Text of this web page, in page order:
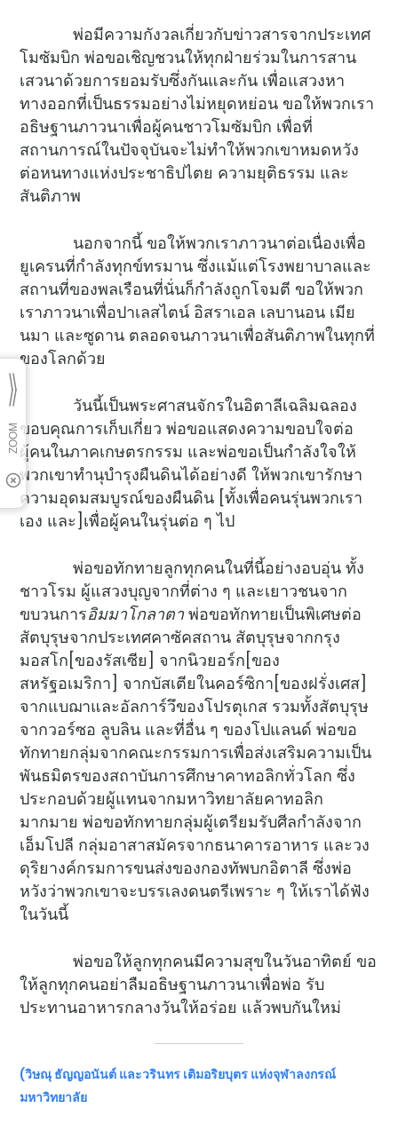
พ่อมีความกังวลเกี่ยวกับข่าวสารจากประเทศ
โมซัมบิก พ่อขอเชิญชวนให้ทุกฝ่ายร่วมในการสาน
เสวนาด้วยการยอมรับซึ่งกันและกัน เพื่อแสวงหา
ทางออกที่เป็นธรรมอย่างไม่หยุดหย่อน ขอให้พวกเรา
อธิษฐานภาวนาเพื่อผู้คนชาวโมซัมบิก เพื่อที่
สถานการณ์ในปัจจุบันจะไม่ทำให้พวกเขาหมดหวัง
ต่อหนทางแห่งประชาธิปไตย ความยุติธรรม และ
สันติภาพ
นอกจากนี้ ขอให้พวกเราภาวนาต่อเนื่องเพื่อ
ยูเครนที่กำลังทุกข์ทรมาน ซึ่งแม้แต่โรงพยาบาลและ
สถานที่ของพลเรือนที่นั่นก็กำลังถูกโจมตี ขอให้พวก
เราภาวนาเพื่อปาเลสไตน์ อิสราเอล เลบานอน เมีย
นมา และซูดาน ตลอดจนภาวนาเพื่อสันติภาพในทุกที่
ของโลกด้วย
วันนี้เป็นพระศาสนจักรในอิตาลีเฉลิมฉลอง
ขอบคุณการเก็บเกี่ยว พ่อขอแสดงความขอบใจต่อ
ผู้คนในภาคเกษตรกรรม และพ่อขอเป็นกำลังใจให้
พวกเขาทำนุบำรุงผืนดินได้อย่างดี ให้พวกเขารักษา
ความอุดมสมบูรณ์ของผืนดิน [ทั้งเพื่อคนรุ่นพวกเรา
เอง และ]เพื่อผู้คนในรุ่นต่อ ๆ ไป
พ่อขอทักทายลูกทุกคนในที่นี้อย่างอบอุ่น ทั้ง
ชาวโรม ผู้แสวงบุญจากที่ต่าง ๆ และเยาวชนจาก
ขบวนการอิมมาโกลาตาพ่อขอทักทายเป็นพิเศษต่อ
สัตบุรุษจากประเทศคาซัคสถาน สัตบุรุษจากกรุง
มอสโก[ของรัสเซีย] จากนิวยอร์ก[ของ
สหรัฐอเมริกา] จากบัสเตียในคอร์ซิกา[ของฝรั่งเศส]
จากแบฌาและอัลการ์วึของโปรตุเกส รวมทั้งสัตบุรุษ
จากวอร์ซอ ลูบลิน และที่อื่น ๆ ของโปแลนด์ พ่อขอ
ทักทายกลุ่มจากคณะกรรมการเพื่อส่งเสริมความเป็น
พันธมิตรของสถาบันการศึกษาคาทอลิกทั่วโลก ซึ่ง
ประกอบด้วยผู้แทนจากมหาวิทยาลัยคาทอลิก
มากมาย พ่อขอทักทายกลุ่มผู้เตรียมรับศีลกำลังจาก
เอ็มโปลี กลุ่มอาสาสมัครจากธนาคารอาหาร และวง
ดุริยางค์กรมการขนส่งของกองทัพบกอิตาลี ซึ่งพ่อ
หวังว่าพวกเขาจะบรรเลงดนตรีเพราะ ๆ ให้เราได้ฟัง
ในวันนี้
พ่อขอให้ลูกทุกคนมีความสุขในวันอาทิตย์ ขอ
ให้ลูกทุกคนอย่าลืมอธิษฐานภาวนาเพื่อพ่อ รับ
ประทานอาหารกลางวันให้อร่อย แล้วพบกันใหม่
(วิษณุ ธัญญอนันต์ และวรินทร เติมอริยบุตร แห่งจุฬาลงกรณ์
มหาวิทยาลัย